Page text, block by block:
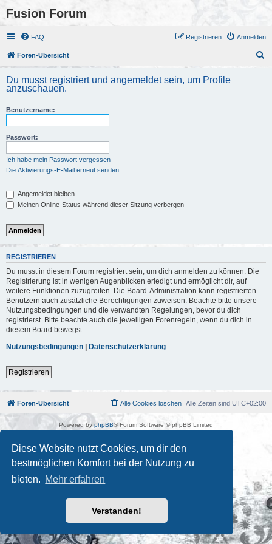
Diese Website nutzt Cookies, um dir den
bestmöglichen Komfort bei der Nutzung zu
bieten. Mehr erfahren
Verstanden!
Fusion Forum
FAQ Anmelden
Registrieren
Foren-Übersicht
h
Du musst registriert und angemeldet sein, um Profile
anzuschauen.
Benutzername:
Passwort:
Ich habe mein Passwort vergessen
Die Aktivierungs-E-Mail erneut senden
Angemeldet bleiben
Meinen Online-Status während dieser Sitzung verbergen
REGISTRIEREN
Du musst in diesem Forum registriert sein, um dich anmelden zu können. Die
Registrierung ist in wenigen Augenblicken erledigt und ermöglicht dir, auf
weitere Funktionen zuzugreifen. Die Board-Administration kann registrierten
Benutzern auch zusätzliche Berechtigungen zuweisen. Beachte bitte unsere
Nutzungsbedingungen und die verwandten Regelungen, bevor du dich
registrierst. Bitte beachte auch die jeweiligen Forenregeln, wenn du dich in
diesem Board bewegst.
Nutzungsbedingungen | Datenschutzerklärung
Registrieren
Foren-Übersicht Alle Zeiten sind UTC+02:00
Alle Cookies löschen
Powered by phpBB® Forum Software © phpBB Limited
Kulturkosmos Müritz e.V|Fusion Festival|Mastodon